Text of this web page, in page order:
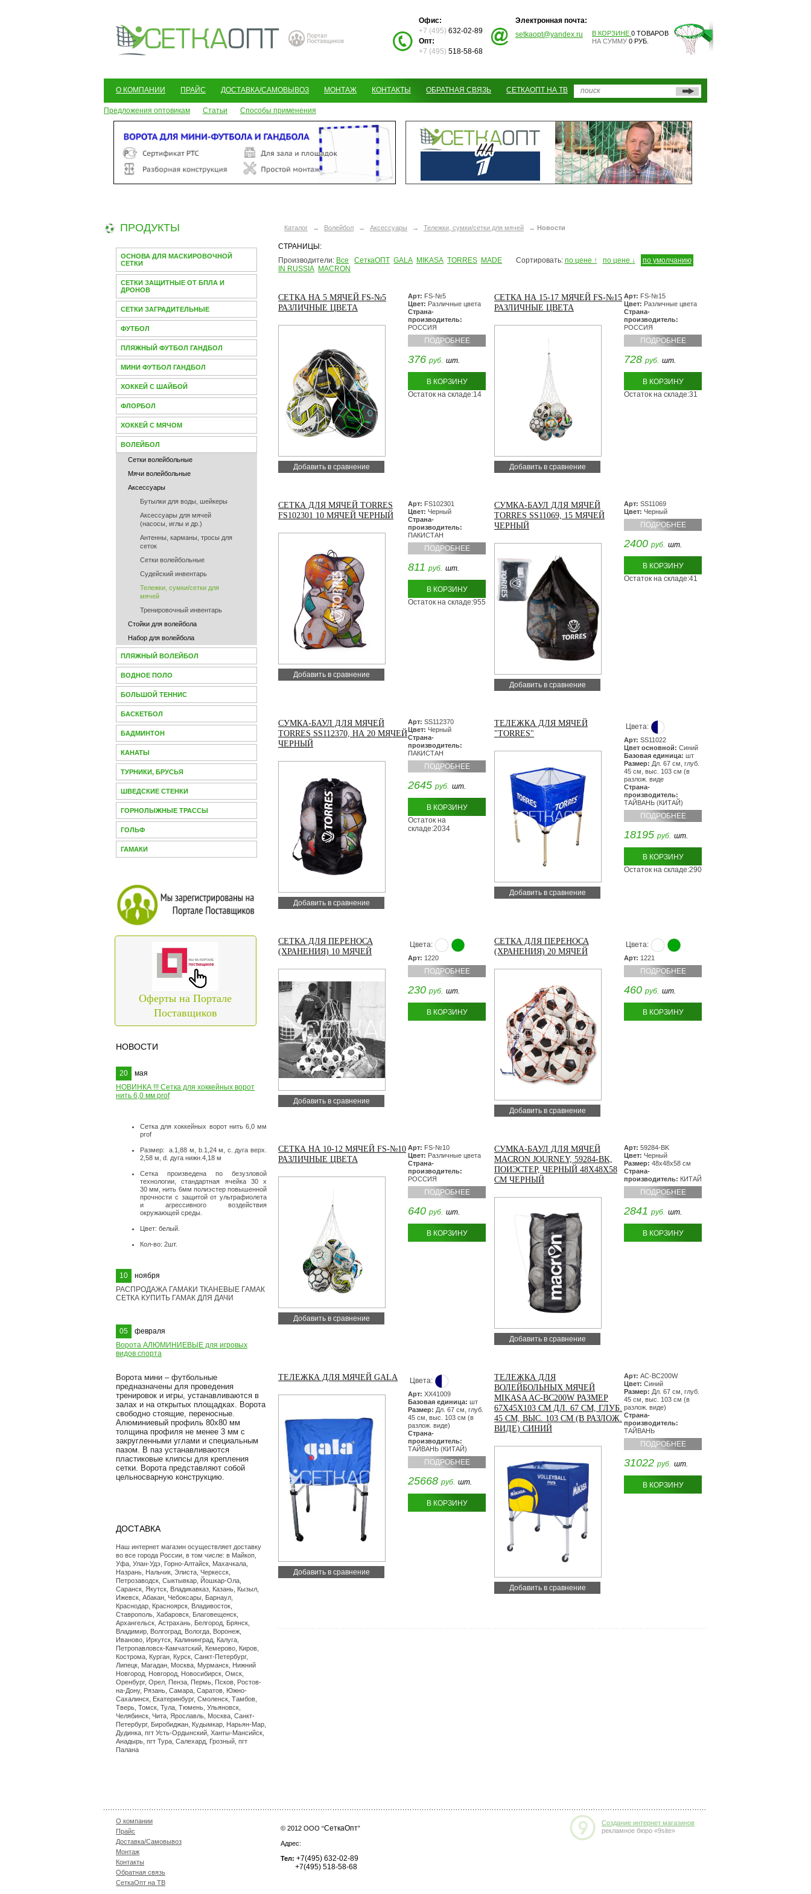
Офис:
+7 (495) 632-02-89
Опт:
+7 (495) 518-58-68
Электронная почта:
setkaopt@yandex.ru
В КОРЗИНЕ 0 ТОВАРОВ
НА СУММУ 0 РУБ.
О КОМПАНИИ ПРАЙС ДОСТАВКА/САМОВЫВОЗ МОНТАЖ КОНТАКТЫ ОБРАТНАЯ СВЯЗЬ СЕТКАОПТ НА ТВ
Предложения оптовикам Статьи Способы применения
ПРОДУКТЫ
ОСНОВА ДЛЯ МАСКИРОВОЧНОЙ
СЕТКИ
СЕТКИ ЗАЩИТНЫЕ ОТ БПЛА И
ДРОНОВ
СЕТКИ ЗАГРАДИТЕЛЬНЫЕ
ФУТБОЛ
ПЛЯЖНЫЙ ФУТБОЛ ГАНДБОЛ
МИНИ ФУТБОЛ ГАНДБОЛ
ХОККЕЙ С ШАЙБОЙ
ФЛОРБОЛ
ХОККЕЙ С МЯЧОМ
ВОЛЕЙБОЛ
Сетки волейбольные
Мячи волейбольные
Аксессуары
Бутылки для воды, шейкеры
Аксессуары для мячей
(насосы, иглы и др.)
Антенны, карманы, тросы для
сеток
Сетки волейбольные
Судейский инвентарь
Тележки, сумки/сетки для
мячей
Тренировочный инвентарь
Стойки для волейбола
Набор для волейбола
ПЛЯЖНЫЙ ВОЛЕЙБОЛ
ВОДНОЕ ПОЛО
БОЛЬШОЙ ТЕННИС
БАСКЕТБОЛ
БАДМИНТОН
КАНАТЫ
ТУРНИКИ, БРУСЬЯ
ШВЕДСКИЕ СТЕНКИ
ГОРНОЛЫЖНЫЕ ТРАССЫ
ГОЛЬФ
ГАМАКИ
Оферты на Портале
Поставщиков
НОВОСТИ
20
мая
НОВИНКА !!! Сетка для хоккейных ворот
нить 6,0 мм prof
Сетка для хоккейных ворот нить 6,0 мм
prof
Размер: а.1,88 м, b.1,24 м, с. дуга верх.
2,58 м, d. дуга нижн.4,18 м
Сетка произведена по безузловой
технологии, стандартная ячейка 30 х
30 мм, нить 6мм полиэстер повышенной
прочности с защитой от ультрафиолета
и агрессивного воздействия
окружающей среды.
Цвет: белый.
Кол-во: 2шт.
10
ноября
РАСПРОДАЖА ГАМАКИ ТКАНЕВЫЕ ГАМАК
СЕТКА КУПИТЬ ГАМАК ДЛЯ ДАЧИ
05
февраля
Ворота АЛЮМИНИЕВЫЕ для игровых
видов спорта
Ворота мини – футбольные
предназначены для проведения
тренировок и игры, устанавливаются в
залах и на открытых площадках. Ворота
свободно стоящие, переносные.
Алюминиевый профиль 80х80 мм
толщина профиля не менее 3 мм с
закругленными углами и специальным
пазом. В паз устанавливаются
пластиковые клипсы для крепления
сетки. Ворота представляют собой
цельносварную конструкцию.
ДОСТАВКА
Наш интернет магазин осуществляет доставку
во все города России, в том числе: в Майкоп,
Уфа, Улан-Удэ, Горно-Алтайск, Махачкала,
Назрань, Нальчик, Элиста, Черкесск,
Петрозаводск, Сыктывкар, Йошкар-Ола,
Саранск, Якутск, Владикавказ, Казань, Кызыл,
Ижевск, Абакан, Чебоксары, Барнаул,
Краснодар, Красноярск, Владивосток,
Ставрополь, Хабаровск, Благовещенск,
Архангельск, Астрахань, Белгород, Брянск,
Владимир, Волгоград, Вологда, Воронеж,
Иваново, Иркутск, Калининград, Калуга,
Петропавловск-Камчатский, Кемерово, Киров,
Кострома, Курган, Курск, Санкт-Петербург,
Липецк, Магадан, Москва, Мурманск, Нижний
Новгород, Новгород, Новосибирск, Омск,
Оренбург, Орел, Пенза, Пермь, Псков, Ростов-
на-Дону, Рязань, Самара, Саратов, Южно-
Сахалинск, Екатеринбург, Смоленск, Тамбов,
Тверь, Томск, Тула, Тюмень, Ульяновск,
Челябинск, Чита, Ярославль, Москва, Санкт-
Петербург, Биробиджан, Кудымкар, Нарьян-Мар,
Дудинка, пгт Усть-Ордынский, Ханты-Мансийск,
Анадырь, пгт Тура, Салехард, Грозный, пгт
Палана
Каталог → Волейбол → Аксессуары → Тележки, сумки/сетки для мячей → Новости
СТРАНИЦЫ:
Производители: Все СеткаОПТ GALA MIKASA TORRES MADE
IN RUSSIA MACRON
Сортировать: по цене ↑ по цене ↓ по умолчанию
СЕТКА НА 5 МЯЧЕЙ FS-№5
РАЗЛИЧНЫЕ ЦВЕТА
Добавить в сравнение
Арт: FS-№5
Цвет: Различные цвета
Страна-
производитель:
РОССИЯ
ПОДРОБНЕЕ
376 руб. шт.
В КОРЗИНУ
Остаток на складе:14
СЕТКА НА 15-17 МЯЧЕЙ FS-№15
РАЗЛИЧНЫЕ ЦВЕТА
Добавить в сравнение
Арт: FS-№15
Цвет: Различные цвета
Страна-
производитель:
РОССИЯ
ПОДРОБНЕЕ
728 руб. шт.
В КОРЗИНУ
Остаток на складе:31
СЕТКА ДЛЯ МЯЧЕЙ TORRES
FS102301 10 МЯЧЕЙ ЧЕРНЫЙ
Добавить в сравнение
Арт: FS102301
Цвет: Черный
Страна-
производитель:
ПАКИСТАН
ПОДРОБНЕЕ
811 руб. шт.
В КОРЗИНУ
Остаток на складе:955
СУМКА-БАУЛ ДЛЯ МЯЧЕЙ
TORRES SS11069, 15 МЯЧЕЙ
ЧЕРНЫЙ
Добавить в сравнение
Арт: SS11069
Цвет: Черный
ПОДРОБНЕЕ
2400 руб. шт.
В КОРЗИНУ
Остаток на складе:41
СУМКА-БАУЛ ДЛЯ МЯЧЕЙ
TORRES SS112370, НА 20 МЯЧЕЙ
ЧЕРНЫЙ
Добавить в сравнение
Арт: SS112370
Цвет: Черный
Страна-
производитель:
ПАКИСТАН
ПОДРОБНЕЕ
2645 руб. шт.
В КОРЗИНУ
Остаток на
складе:2034
ТЕЛЕЖКА ДЛЯ МЯЧЕЙ
"TORRES"
Добавить в сравнение
Цвета:
Арт: SS11022
Цвет основной: Синий
Базовая единица: шт
Размер: Дл. 67 см, глуб.
45 см, выс. 103 см (в
разлож. виде
Страна-
производитель:
ТАЙВАНЬ (КИТАЙ)
ПОДРОБНЕЕ
18195 руб. шт.
В КОРЗИНУ
Остаток на складе:290
СЕТКА ДЛЯ ПЕРЕНОСА
(ХРАНЕНИЯ) 10 МЯЧЕЙ
Добавить в сравнение
Цвета:
Арт: 1220
ПОДРОБНЕЕ
230 руб. шт.
В КОРЗИНУ
СЕТКА ДЛЯ ПЕРЕНОСА
(ХРАНЕНИЯ) 20 МЯЧЕЙ
Добавить в сравнение
Цвета:
Арт: 1221
ПОДРОБНЕЕ
460 руб. шт.
В КОРЗИНУ
СЕТКА НА 10-12 МЯЧЕЙ FS-№10
РАЗЛИЧНЫЕ ЦВЕТА
Добавить в сравнение
Арт: FS-№10
Цвет: Различные цвета
Страна-
производитель:
РОССИЯ
ПОДРОБНЕЕ
640 руб. шт.
В КОРЗИНУ
СУМКА-БАУЛ ДЛЯ МЯЧЕЙ
MACRON JOURNEY, 59284-BK,
ПОИЭСТЕР, ЧЕРНЫЙ 48Х48Х58
СМ ЧЕРНЫЙ
Добавить в сравнение
Арт: 59284-BK
Цвет: Черный
Размер: 48х48х58 см
Страна-
производитель: КИТАЙ
ПОДРОБНЕЕ
2841 руб. шт.
В КОРЗИНУ
ТЕЛЕЖКА ДЛЯ МЯЧЕЙ GALA
Добавить в сравнение
Цвета:
Арт: XX41009
Базовая единица: шт
Размер: Дл. 67 см, глуб.
45 см, выс. 103 см (в
разлож. виде)
Страна-
производитель:
ТАЙВАНЬ (КИТАЙ)
ПОДРОБНЕЕ
25668 руб. шт.
В КОРЗИНУ
ТЕЛЕЖКА ДЛЯ
ВОЛЕЙБОЛЬНЫХ МЯЧЕЙ
MIKASA AC-BC200W РАЗМЕР
67Х45Х103 СМ ДЛ. 67 СМ, ГЛУБ.
45 СМ, ВЫС. 103 СМ (В РАЗЛОЖ.
ВИДЕ) СИНИЙ
Добавить в сравнение
Арт: AC-BC200W
Цвет: Синий
Размер: Дл. 67 см, глуб.
45 см, выс. 103 см (в
разлож. виде)
Страна-
производитель:
ТАЙВАНЬ
ПОДРОБНЕЕ
31022 руб. шт.
В КОРЗИНУ
О компании
Прайс
Доставка/Самовывоз
Монтаж
Контакты
Обратная связь
СеткаОпт на ТВ
© 2012 ООО “СеткаОпт”
Адрес:
Тел: +7(495) 632-02-89
+7(495) 518-58-68
Создание интернет магазинов
рекламное бюро «9site»